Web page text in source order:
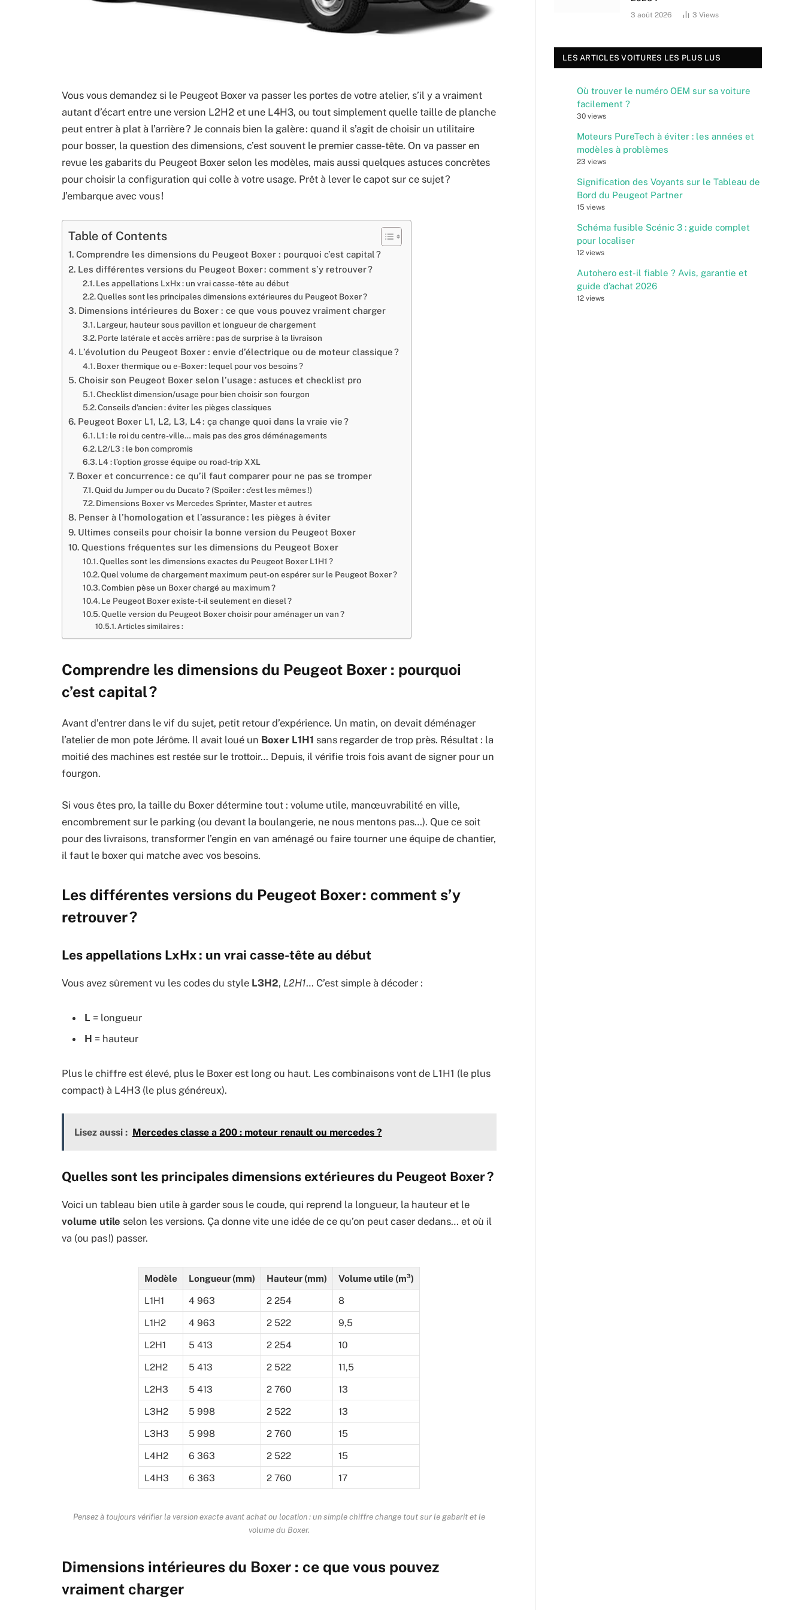
Vous vous demandez si le Peugeot Boxer va passer les portes de votre atelier, s’il y a vraiment
autant d’écart entre une version L2H2 et une L4H3, ou tout simplement quelle taille de planche
peut entrer à plat à l’arrière ? Je connais bien la galère : quand il s’agit de choisir un utilitaire
pour bosser, la question des dimensions, c’est souvent le premier casse-tête. On va passer en
revue les gabarits du Peugeot Boxer selon les modèles, mais aussi quelques astuces concrètes
pour choisir la configuration qui colle à votre usage. Prêt à lever le capot sur ce sujet ?
J’embarque avec vous !
Table of Contents
Comprendre les dimensions du Peugeot Boxer : pourquoi c’est capital ?
Les différentes versions du Peugeot Boxer : comment s’y retrouver ?
Les appellations LxHx : un vrai casse-tête au début
Quelles sont les principales dimensions extérieures du Peugeot Boxer ?
Dimensions intérieures du Boxer : ce que vous pouvez vraiment charger
Largeur, hauteur sous pavillon et longueur de chargement
Porte latérale et accès arrière : pas de surprise à la livraison
L’évolution du Peugeot Boxer : envie d’électrique ou de moteur classique ?
Boxer thermique ou e-Boxer : lequel pour vos besoins ?
Choisir son Peugeot Boxer selon l’usage : astuces et checklist pro
Checklist dimension/usage pour bien choisir son fourgon
Conseils d’ancien : éviter les pièges classiques
Peugeot Boxer L1, L2, L3, L4 : ça change quoi dans la vraie vie ?
L1 : le roi du centre-ville… mais pas des gros déménagements
L2/L3 : le bon compromis
L4 : l’option grosse équipe ou road-trip XXL
Boxer et concurrence : ce qu’il faut comparer pour ne pas se tromper
Quid du Jumper ou du Ducato ? (Spoiler : c’est les mêmes !)
Dimensions Boxer vs Mercedes Sprinter, Master et autres
Penser à l’homologation et l’assurance : les pièges à éviter
Ultimes conseils pour choisir la bonne version du Peugeot Boxer
Questions fréquentes sur les dimensions du Peugeot Boxer
Quelles sont les dimensions exactes du Peugeot Boxer L1H1 ?
Quel volume de chargement maximum peut-on espérer sur le Peugeot Boxer ?
Combien pèse un Boxer chargé au maximum ?
Le Peugeot Boxer existe-t-il seulement en diesel ?
Quelle version du Peugeot Boxer choisir pour aménager un van ?
Articles similaires :
Comprendre les dimensions du Peugeot Boxer : pourquoi
c’est capital ?
Avant d’entrer dans le vif du sujet, petit retour d’expérience. Un matin, on devait déménager
l’atelier de mon pote Jérôme. Il avait loué un Boxer L1H1 sans regarder de trop près. Résultat : la
moitié des machines est restée sur le trottoir… Depuis, il vérifie trois fois avant de signer pour un
fourgon.
Si vous êtes pro, la taille du Boxer détermine tout : volume utile, manœuvrabilité en ville,
encombrement sur le parking (ou devant la boulangerie, ne nous mentons pas…). Que ce soit
pour des livraisons, transformer l’engin en van aménagé ou faire tourner une équipe de chantier,
il faut le boxer qui matche avec vos besoins.
Les différentes versions du Peugeot Boxer : comment s’y
retrouver ?
Les appellations LxHx : un vrai casse-tête au début
Vous avez sûrement vu les codes du style L3H2, L2H1… C’est simple à décoder :
L = longueur
H = hauteur
Plus le chiffre est élevé, plus le Boxer est long ou haut. Les combinaisons vont de L1H1 (le plus
compact) à L4H3 (le plus généreux).
Lisez aussi : Mercedes classe a 200 : moteur renault ou mercedes ?
Quelles sont les principales dimensions extérieures du Peugeot Boxer ?
Voici un tableau bien utile à garder sous le coude, qui reprend la longueur, la hauteur et le
volume utile selon les versions. Ça donne vite une idée de ce qu’on peut caser dedans… et où il
va (ou pas !) passer.
Modèle Longueur (mm) Hauteur (mm) Volume utile (m³)
L1H1 4 963 2 254 8
L1H2 4 963 2 522 9,5
L2H1 5 413 2 254 10
L2H2 5 413 2 522 11,5
L2H3 5 413 2 760 13
L3H2 5 998 2 522 13
L3H3 5 998 2 760 15
L4H2 6 363 2 522 15
L4H3 6 363 2 760 17
Pensez à toujours vérifier la version exacte avant achat ou location : un simple chiffre change tout sur le gabarit et le
volume du Boxer.
Dimensions intérieures du Boxer : ce que vous pouvez
vraiment charger
3 août 2026 3 Views
LES ARTICLES VOITURES LES PLUS LUS
Où trouver le numéro OEM sur sa voiture
facilement ?
30 views
Moteurs PureTech à éviter : les années et
modèles à problèmes
23 views
Signification des Voyants sur le Tableau de
Bord du Peugeot Partner
15 views
Schéma fusible Scénic 3 : guide complet
pour localiser
12 views
Autohero est-il fiable ? Avis, garantie et
guide d’achat 2026
12 views